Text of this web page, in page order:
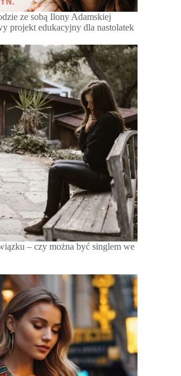
ze sobą Ilony Adamskiej
projekt edukacyjny dla nastolatek
– czy można być singlem we